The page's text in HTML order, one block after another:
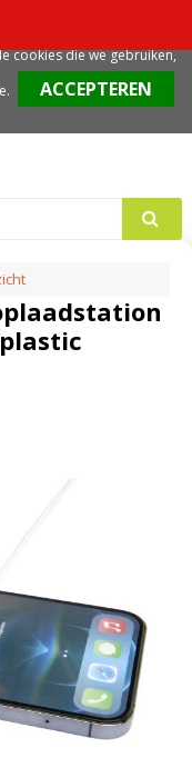
adviseren we deze
cookies die we gebruiken,
.